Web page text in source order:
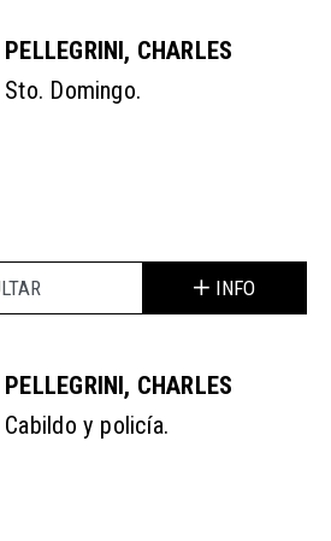
PELLEGRINI, CHARLES
Sto. Domingo.
INFO
PELLEGRINI, CHARLES
Cabildo y policía.